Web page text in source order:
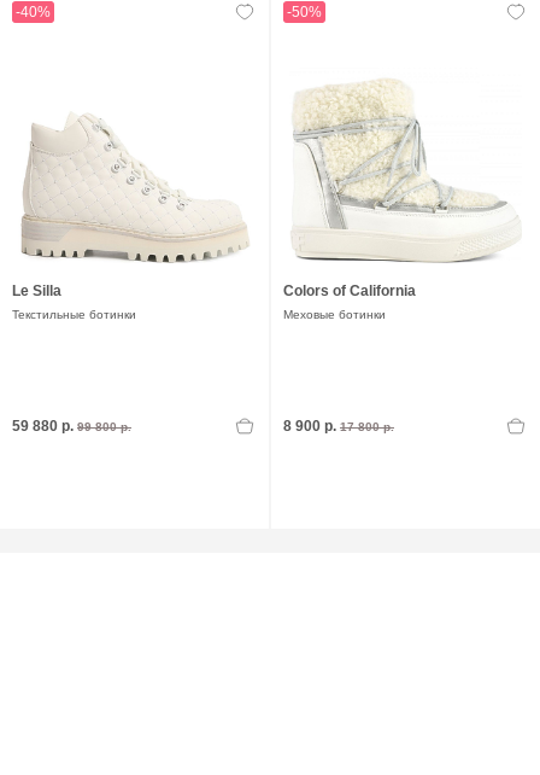
-40%
Le Silla
Текстильные ботинки
59 880 р. 99 800 р.
-50%
Colors of California
Меховые ботинки
8 900 р. 17 800 р.